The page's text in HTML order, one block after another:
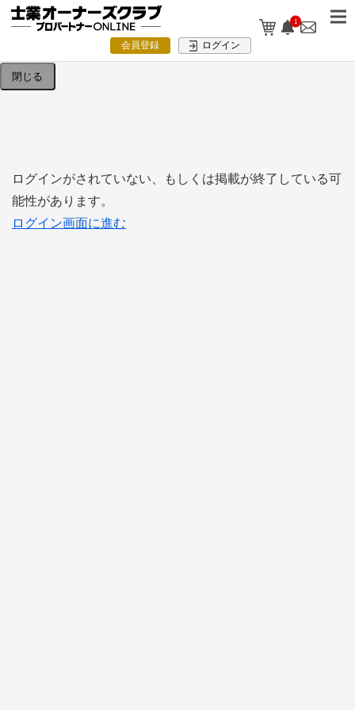
1
会員登録 ログイン
検索条件を入力してください。
閉じる
ログインがされていない、もしくは掲載が終了している可
能性があります。
ログイン画面に進む